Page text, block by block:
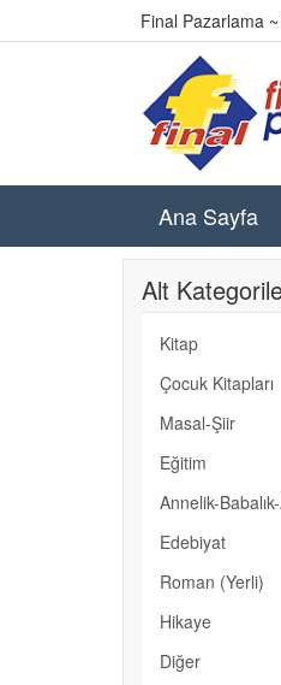
Final Pazarlama ~
Ana Sayfa
Alt
Kitap
Çocuk Kitapları
Masal-Şiir
Eğitim
Annelik-
Edebiyat
Roman (Yerli)
Hikaye
Diğer